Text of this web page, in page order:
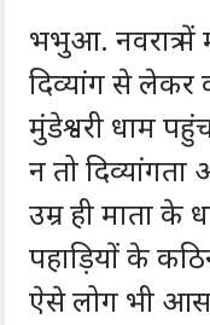
भभुआ. नवरात्र में
दिव्यांग से लेकर
मुंडेश्वरी धाम
न तो
उम्र ही माता के
पहाड़ियों के
ऐसे लोग भी